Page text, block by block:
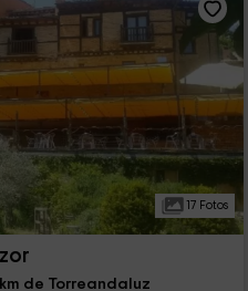
17 Fotos
de Torreandaluz